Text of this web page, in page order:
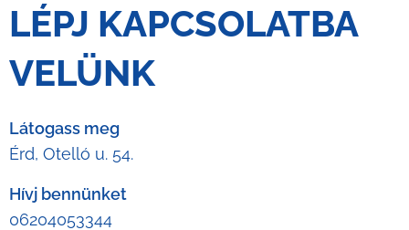
LÉPJ KAPCSOLATBA
VELÜNK
Látogass meg
Érd, Otelló u. 54.
Hívj bennünket
06204053344